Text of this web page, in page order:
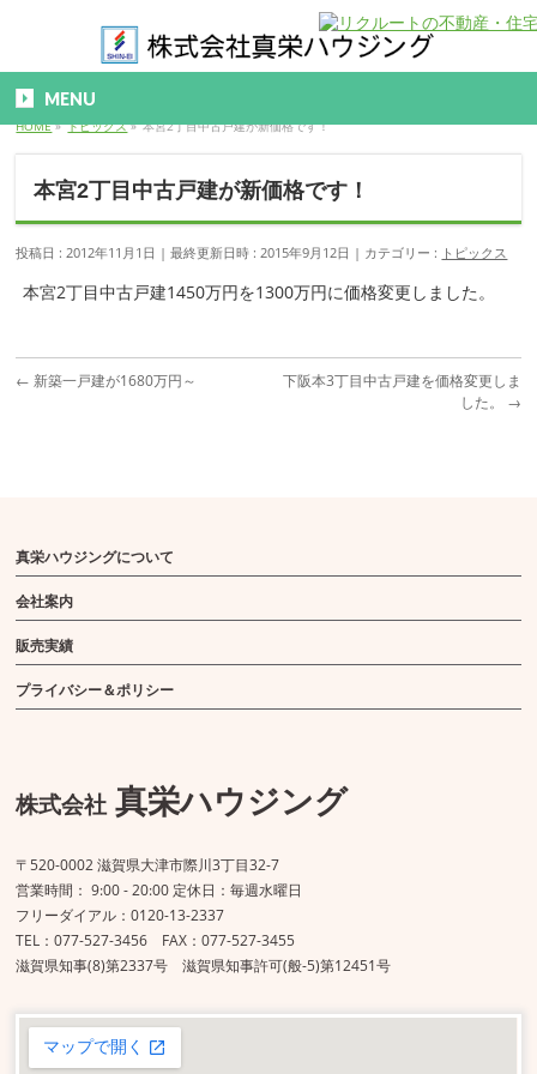
MENU
HOME» トピックス» 本宮2丁目中古戸建が新価格です！
本宮2丁目中古戸建が新価格です！
投稿日 : 2012年11月1日 最終更新日時 : 2015年9月12日 カテゴリー : トピックス
本宮2丁目中古戸建1450万円を1300万円に価格変更しました。
← 新築一戸建が1680万円～
下阪本3丁目中古戸建を価格変更しま
した。 →
真栄ハウジングについて
会社案内
販売実績
プライバシー＆ポリシー
株式会社 真栄ハウジング
〒520-0002 滋賀県大津市際川3丁目32-7
営業時間： 9:00 - 20:00 定休日：毎週水曜日
フリーダイアル：0120-13-2337
TEL：077-527-3456 FAX：077-527-3455
滋賀県知事(8)第2337号 滋賀県知事許可(般-5)第12451号